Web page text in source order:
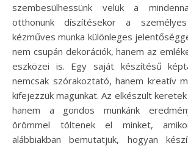
szembesülhessünk velük a
otthonunk díszítésekor a
kézműves munka különleges
nem csupán dekorációk, hanem az
eszközei is. Egy saját készítésű
nemcsak szórakoztató, hanem kreatív
kifejezzük magunkat. Az elkészült
hanem a gondos munkánk
örömmel töltenek el minket,
alábbiakban bemutatjuk, hogyan